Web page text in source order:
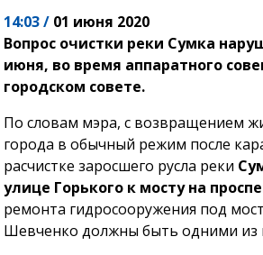
14:03 / 01 июня 2020
Вопрос очистки реки Сумка
июня, во время аппаратного
городском совете.
По словам мэра, с возвращением
города в обычный режим после
расчистке заросшего русла реки
улице Горького к мосту на
ремонта гидросооружения под
Шевченко должны быть одними из